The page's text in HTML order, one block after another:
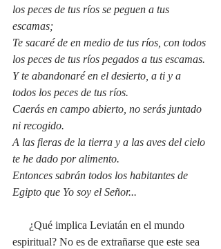
los peces de tus ríos se peguen a tus
escamas;
Te sacaré de en medio de tus ríos, con todos
los peces de tus ríos pegados a tus escamas.
Y te abandonaré en el desierto, a ti y a
todos los peces de tus ríos.
Caerás en campo abierto, no serás juntado
ni recogido.
A las fieras de la tierra y a las aves del cielo
te he dado por alimento.
Entonces sabrán todos los habitantes de
Egipto que Yo soy el Señor...
¿Qué implica Leviatán en el mundo
espiritual? No es de extrañarse que este sea